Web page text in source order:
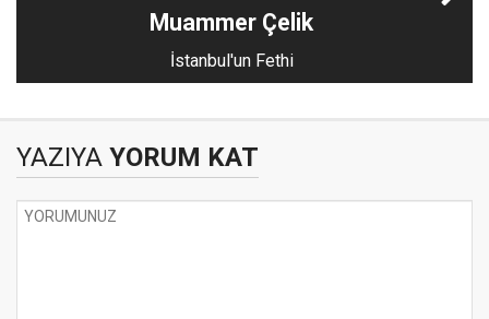
Muammer Çelik
İstanbul'un Fethi
YAZIYA YORUM KAT